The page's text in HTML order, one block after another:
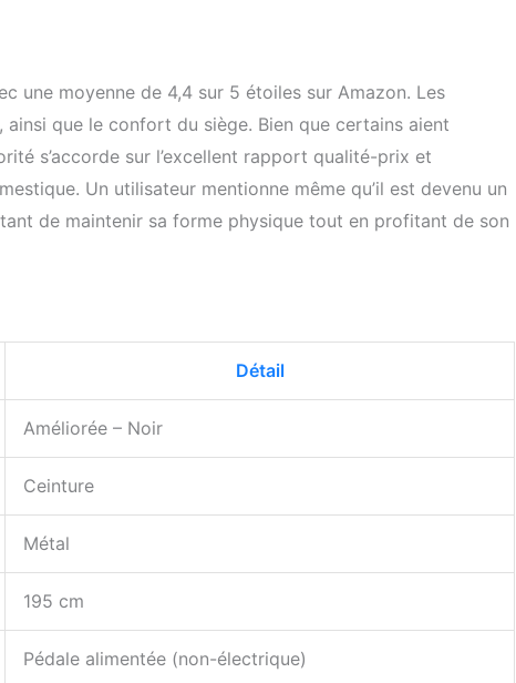
une moyenne de 4,4 sur 5 étoiles sur Amazon. Les
que le confort du siège. Bien que certains aient
s’accorde sur l’excellent rapport qualité-prix et
Un utilisateur mentionne même qu’il est devenu un
de maintenir sa forme physique tout en profitant de son
Détail
Améliorée – Noir
Ceinture
Métal
195 cm
Pédale alimentée (non-électrique)